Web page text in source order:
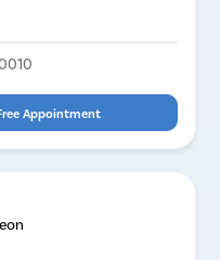
Appointment